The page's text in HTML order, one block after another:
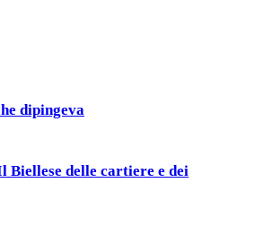
dipingeva
Biellese delle cartiere e dei